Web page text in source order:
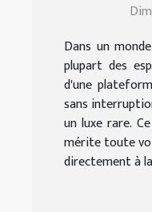
elle
Dans un
plupart des
d'une
sans
un luxe rare.
mérite toute
directement à